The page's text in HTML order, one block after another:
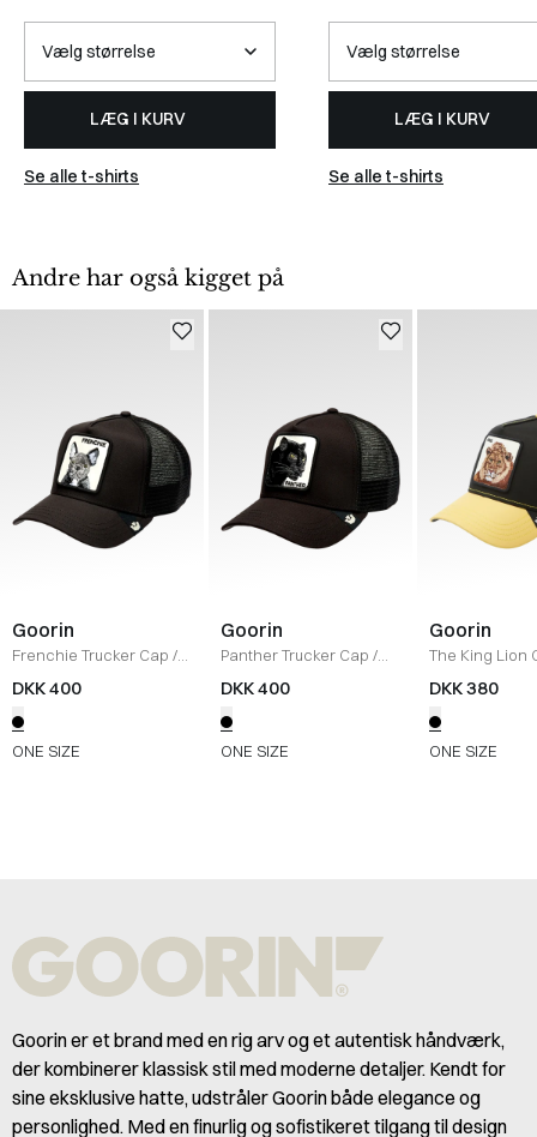
LÆG I KURV
Se alle t-shirts
LÆG I KURV
Se alle t-shirts
Andre har også kigget på
Goorin
Frenchie Trucker Cap /
BLACK
DKK 400
ONE SIZE
Goorin
Panther Trucker Cap /
BLACK
DKK 400
ONE SIZE
Goorin
The King Lion
BLACK
DKK 380
ONE SIZE
Goorin er et brand med en rig arv og et autentisk håndværk,
der kombinerer klassisk stil med moderne detaljer. Kendt for
sine eksklusive hatte, udstråler Goorin både elegance og
personlighed. Med en finurlig og sofistikeret tilgang til design